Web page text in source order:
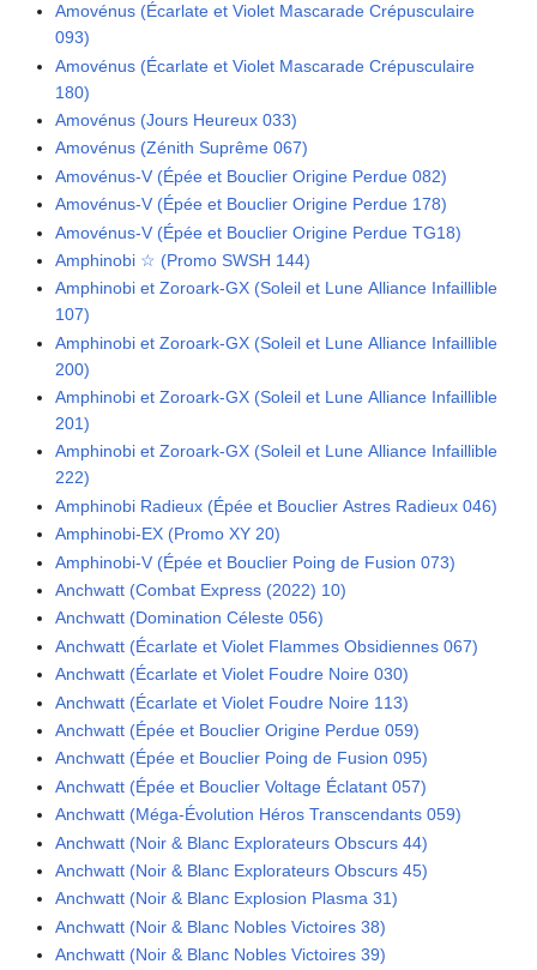
Amovénus (Écarlate et Violet Mascarade Crépusculaire
093)
Amovénus (Écarlate et Violet Mascarade Crépusculaire
180)
Amovénus (Jours Heureux 033)
Amovénus (Zénith Suprême 067)
Amovénus-V (Épée et Bouclier Origine Perdue 082)
Amovénus-V (Épée et Bouclier Origine Perdue 178)
Amovénus-V (Épée et Bouclier Origine Perdue TG18)
Amphinobi ☆ (Promo SWSH 144)
Amphinobi et Zoroark-GX (Soleil et Lune Alliance Infaillible
107)
Amphinobi et Zoroark-GX (Soleil et Lune Alliance Infaillible
200)
Amphinobi et Zoroark-GX (Soleil et Lune Alliance Infaillible
201)
Amphinobi et Zoroark-GX (Soleil et Lune Alliance Infaillible
222)
Amphinobi Radieux (Épée et Bouclier Astres Radieux 046)
Amphinobi-EX (Promo XY 20)
Amphinobi-V (Épée et Bouclier Poing de Fusion 073)
Anchwatt (Combat Express (2022) 10)
Anchwatt (Domination Céleste 056)
Anchwatt (Écarlate et Violet Flammes Obsidiennes 067)
Anchwatt (Écarlate et Violet Foudre Noire 030)
Anchwatt (Écarlate et Violet Foudre Noire 113)
Anchwatt (Épée et Bouclier Origine Perdue 059)
Anchwatt (Épée et Bouclier Poing de Fusion 095)
Anchwatt (Épée et Bouclier Voltage Éclatant 057)
Anchwatt (Méga-Évolution Héros Transcendants 059)
Anchwatt (Noir & Blanc Explorateurs Obscurs 44)
Anchwatt (Noir & Blanc Explorateurs Obscurs 45)
Anchwatt (Noir & Blanc Explosion Plasma 31)
Anchwatt (Noir & Blanc Nobles Victoires 38)
Anchwatt (Noir & Blanc Nobles Victoires 39)